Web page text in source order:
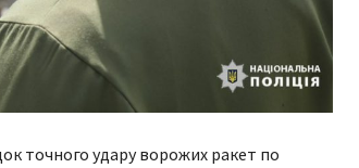
точного удару ворожих ракет по